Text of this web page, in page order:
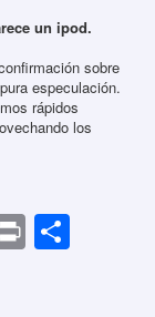
un ipod.
sobre
especulación.
rápidos
los
Pr
in